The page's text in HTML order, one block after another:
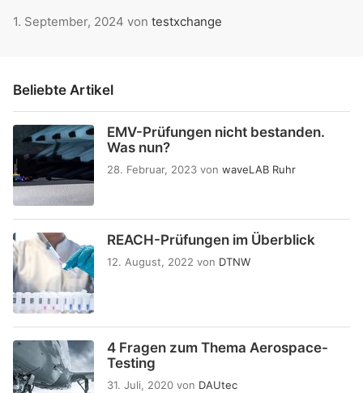
1. September, 2024 von testxchange
Beliebte Artikel
EMV-Prüfungen nicht bestanden.
Was nun?
28. Februar, 2023 von waveLAB Ruhr
REACH-Prüfungen im Überblick
12. August, 2022 von DTNW
4 Fragen zum Thema Aerospace-
Testing
31. Juli, 2020 von DAUtec